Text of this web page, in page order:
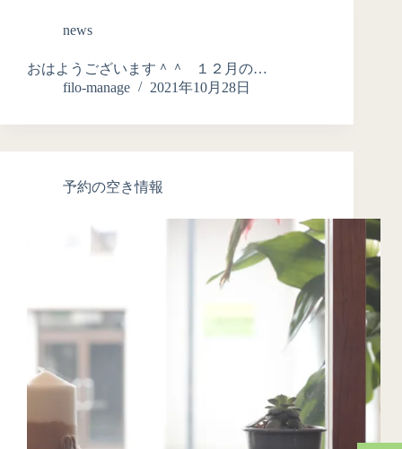
news
おはようございます＾＾ １２月の…
filo-manage
2021年10月28日
予約の空き情報